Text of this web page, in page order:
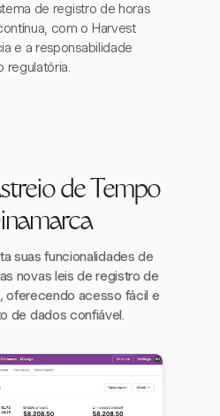
de registro de horas
com o Harvest
e a responsabilidade
regulatória.
de Tempo
suas funcionalidades de
novas leis de registro de
oferecendo acesso fácil e
de dados confiável.